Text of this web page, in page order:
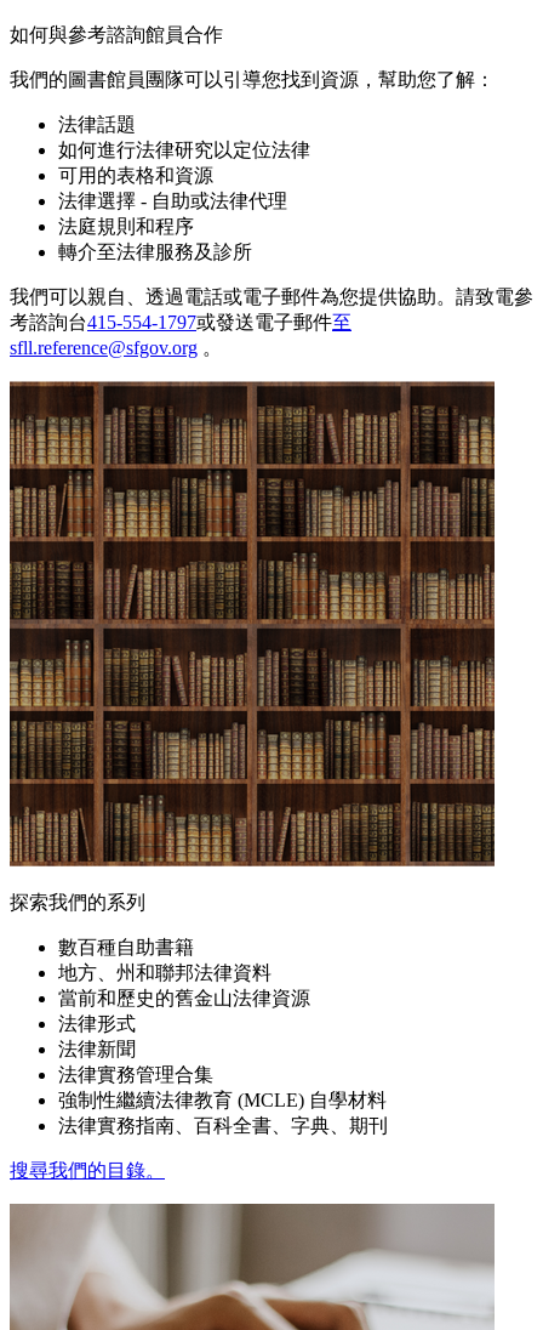
如何與參考諮詢館員合作
我們的圖書館員團隊可以引導您找到資源，幫助您了解：
法律話題
如何進行法律研究以定位法律
可用的表格和資源
法律選擇 - 自助或法律代理
法庭規則和程序
轉介至法律服務及診所
我們可以親自、透過電話或電子郵件為您提供協助。請致電參
考諮詢台415-554-1797或發送電子郵件至
sfll.reference@sfgov.org 。
探索我們的系列
數百種自助書籍
地方、州和聯邦法律資料
當前和歷史的舊金山法律資源
法律形式
法律新聞
法律實務管理合集
強制性繼續法律教育 (MCLE) 自學材料
法律實務指南、百科全書、字典、期刊
搜尋我們的目錄。